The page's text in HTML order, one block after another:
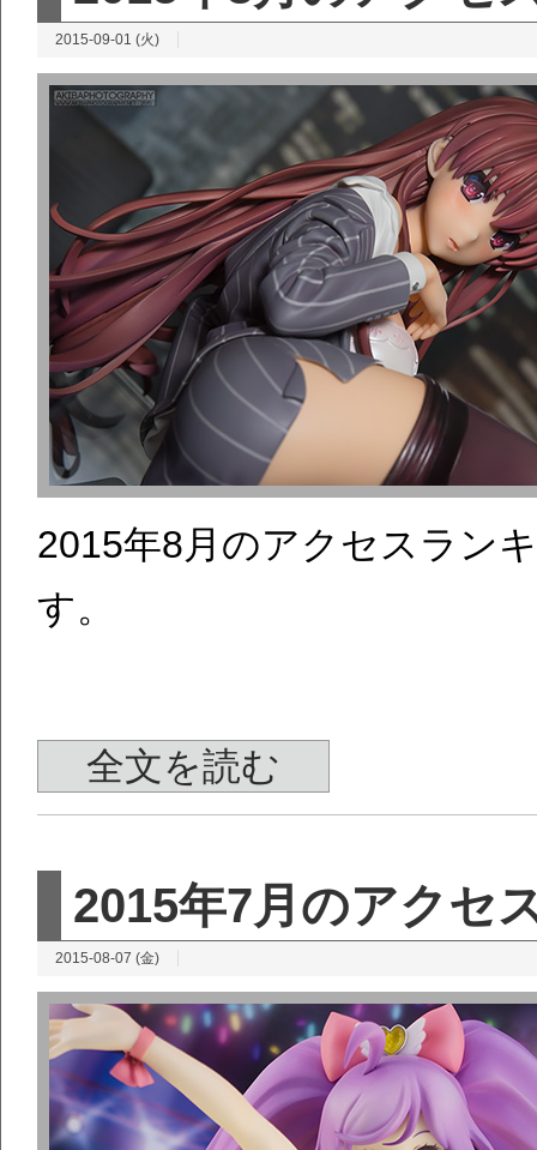
2015-09-01 (火)
2015年8月のアクセスラン
す。
全文を読む
2015年7月のアクセ
2015-08-07 (金)